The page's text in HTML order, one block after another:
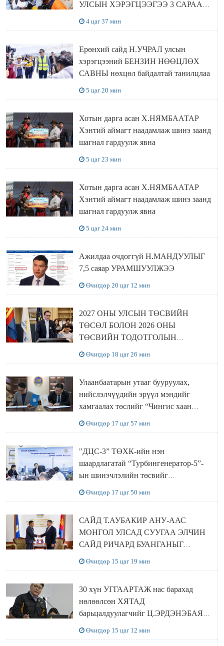
УЛСЫН ХЭРЭГЦЭЭГЭЭ 3 САРААР
4 цаг 37 мин
Ерөнхий сайд Н.УЧРАЛ улсын
хэрэгцээний БЕНЗИН НӨӨЦЛӨХ
САВНЫ нөхцөл байдалтай танилцлаа
5 цаг 20 мин
Хотын дарга асан Х.НЯМБААТАР
Хэнтий аймагт наадамлаж шинэ заанд
шагнал гардуулж явна
5 цаг 23 мин
Хотын дарга асан Х.НЯМБААТАР
Хэнтий аймагт наадамлаж шинэ заанд
шагнал гардуулж явна
5 цаг 24 мин
Ажилдаа очдоггүй Н.МАНДУУЛЫГ
7,5 саяар УРАМШУУЛЖЭЭ
Өчигдөр 20 цаг 12 мин
2027 ОНЫ УЛСЫН ТӨСВИЙН
ТӨСӨЛ БОЛОН 2026 ОНЫ
ТӨСВИЙН ТОДОТГОЛЫН
Өчигдөр 18 цаг 26 мин
Улаанбаатарын утааг бууруулах,
нийслэлчүүдийн эрүүл мэндийг
хамгаалах төслийг “Чингис хаан
Өчигдөр 17 цаг 57 мин
"ДЦС-3” ТӨХК-ийн нэн
шаардлагатай “Турбингенератор-5”-
ын шинэчлэлийн төсвийг
Өчигдөр 17 цаг 50 мин
САЙД Т.АУБАКИР АНУ-ААС
МОНГОЛ УЛСАД СУУГАА ЭЛЧИН
САЙД РИЧАРД БУАНГАНЫГ
Өчигдөр 15 цаг 19 мин
30 хүн УГГААРТАЖ нас барахад
нөлөөлсөн ХЯТАД
барьцалдуулагчийг Ц.ЭРДЭНЭБАЯР
Өчигдөр 15 цаг 12 мин